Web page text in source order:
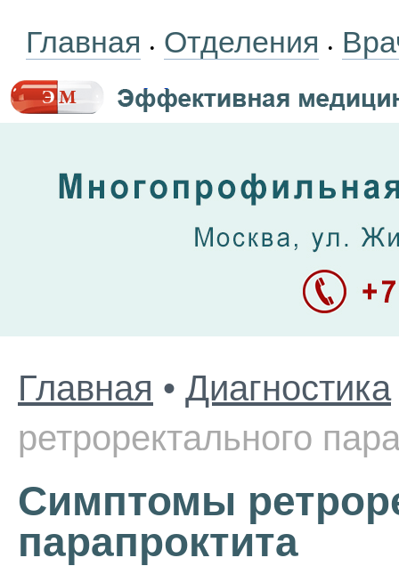
Главная • Отделения •
Главная • Диагностика
ретроректального
Симптомы
парапроктита